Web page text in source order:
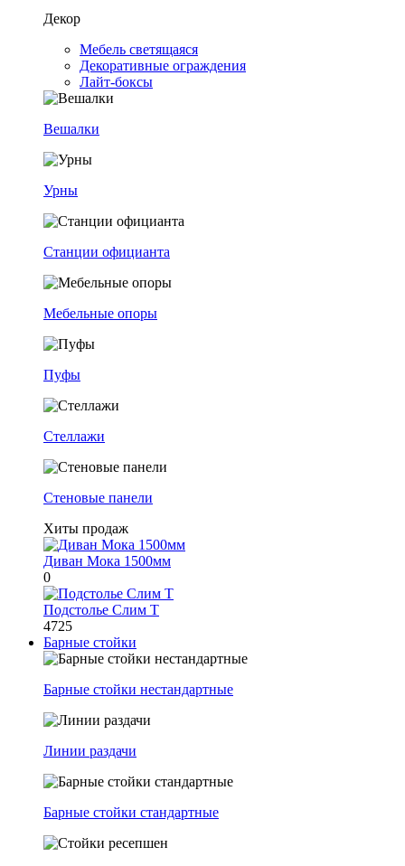
Декор
Мебель светящаяся
Декоративные ограждения
Лайт-боксы
Вешалки
Урны
Станции официанта
Мебельные опоры
Пуфы
Стеллажи
Стеновые панели
Хиты продаж
Диван Мока 1500мм
0
Подстолье Слим Т
4725
Барные стойки
Барные стойки нестандартные
Линии раздачи
Барные стойки стандартные